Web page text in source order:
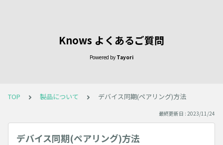
Knows よくあるご質問
Powered by Tayori
TOP 製品について デバイス同期(ペアリング)方法
最終更新日 : 2023/11/24
デバイス同期(ペアリング)方法